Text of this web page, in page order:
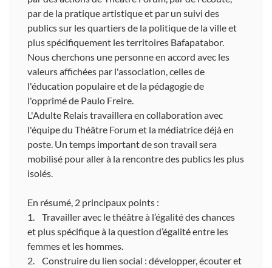
par de la pratique artistique et par un suivi des
publics sur les quartiers de la politique de la ville et
plus spécifiquement les territoires Bafapatabor.
Nous cherchons une personne en accord avec les
valeurs affichées par l'association, celles de
l'éducation populaire et de la pédagogie de
l'opprimé de Paulo Freire.
L'Adulte Relais travaillera en collaboration avec
l'équipe du Théâtre Forum et la médiatrice déjà en
poste. Un temps important de son travail sera
mobilisé pour aller à la rencontre des publics les plus
isolés.
En résumé, 2 principaux points :
1. Travailler avec le théâtre à l’égalité des chances
et plus spécifique à la question d’égalité entre les
femmes et les hommes.
2. Construire du lien social : développer, écouter et